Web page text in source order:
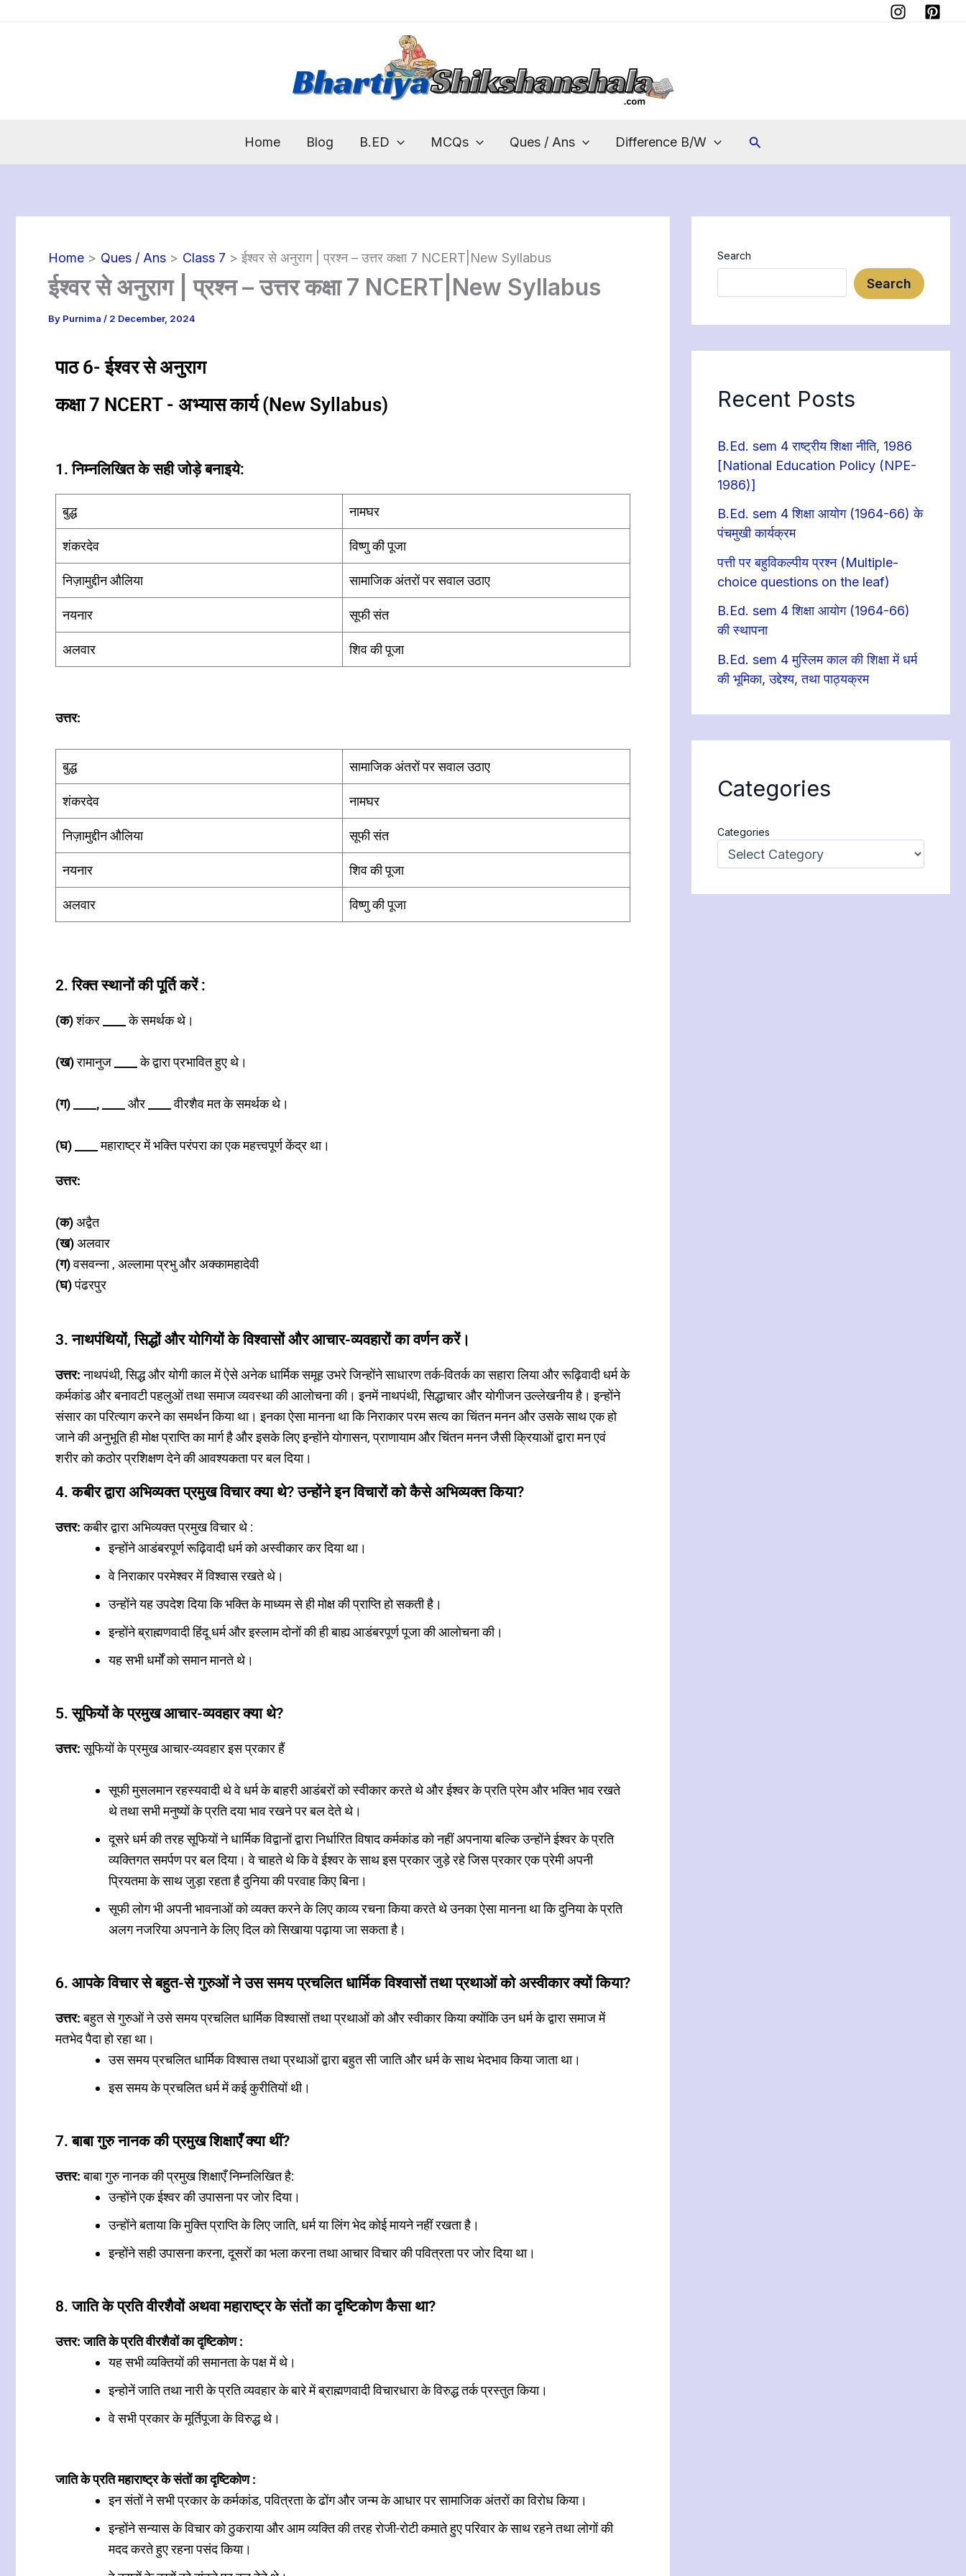
Home Blog B.ED MCQs Ques / Ans Difference B/W Search
Home Ques / Ans Class 7 ईश्वर से अनुराग | प्रश्न – उत्तर कक्षा 7 NCERT|New Syllabus
ईश्वर से अनुराग | प्रश्न – उत्तर कक्षा 7 NCERT|New Syllabus
By Purnima / 2 December, 2024
पाठ 6- ईश्वर से अनुराग
कक्षा 7 NCERT - अभ्यास कार्य (New Syllabus)
1. निम्नलिखित के सही जोड़े बनाइये:
बुद्ध नामघर
शंकरदेव विष्णु की पूजा
निज़ामुद्दीन औलिया सामाजिक अंतरों पर सवाल उठाए
नयनार सूफी संत
अलवार शिव की पूजा
उत्तर:
बुद्ध सामाजिक अंतरों पर सवाल उठाए
शंकरदेव नामघर
निज़ामुद्दीन औलिया सूफी संत
नयनार शिव की पूजा
अलवार विष्णु की पूजा
2. रिक्त स्थानों की पूर्ति करें :
(क)शंकर के समर्थक थे।
(ख)रामानुज के द्वारा प्रभावित हुए थे।
(ग) ____, ____ और वीरशैव मत के समर्थक थे।
(घ) ____ महाराष्ट्र में भक्ति परंपरा का एक महत्त्वपूर्ण केंद्र था।
उत्तर:
(क)अद्वैत
(ख)अलवार
(ग)वसवन्ना , अल्लामा प्रभु और अक्कामहादेवी
(घ)पंढरपुर
3. नाथपंथियों, सिद्धों और योगियों के विश्वासों और आचार-व्यवहारों का वर्णन करें।
उत्तर:नाथपंथी, सिद्ध और योगी काल में ऐसे अनेक धार्मिक समूह उभरे जिन्होंने साधारण तर्क-वितर्क का सहारा लिया और रूढ़िवादी धर्म के
कर्मकांड और बनावटी पहलुओं तथा समाज व्यवस्था की आलोचना की। इनमें नाथपंथी, सिद्धाचार और योगीजन उल्लेखनीय है। इन्होंने
संसार का परित्याग करने का समर्थन किया था। इनका ऐसा मानना था कि निराकार परम सत्य का चिंतन मनन और उसके साथ एक हो
जाने की अनुभूति ही मोक्ष प्राप्ति का मार्ग है और इसके लिए इन्होंने योगासन, प्राणायाम और चिंतन मनन जैसी क्रियाओं द्वारा मन एवं
शरीर को कठोर प्रशिक्षण देने की आवश्यकता पर बल दिया।
4. कबीर द्वारा अभिव्यक्त प्रमुख विचार क्या थे? उन्होंने इन विचारों को कैसे अभिव्यक्त किया?
उत्तर:कबीर द्वारा अभिव्यक्त प्रमुख विचार थे :
इन्होंने आडंबरपूर्ण रूढ़िवादी धर्म को अस्वीकार कर दिया था।
वे निराकार परमेश्वर में विश्वास रखते थे।
उन्होंने यह उपदेश दिया कि भक्ति के माध्यम से ही मोक्ष की प्राप्ति हो सकती है।
इन्होंने ब्राह्मणवादी हिंदू धर्म और इस्लाम दोनों की ही बाह्य आडंबरपूर्ण पूजा की आलोचना की।
यह सभी धर्मों को समान मानते थे।
5. सूफियों के प्रमुख आचार-व्यवहार क्या थे?
उत्तर:सूफियों के प्रमुख आचार-व्यवहार इस प्रकार हैं
सूफी मुसलमान रहस्यवादी थे वे धर्म के बाहरी आडंबरों को स्वीकार करते थे और ईश्वर के प्रति प्रेम और भक्ति भाव रखते
थे तथा सभी मनुष्यों के प्रति दया भाव रखने पर बल देते थे।
दूसरे धर्म की तरह सूफियों ने धार्मिक विद्वानों द्वारा निर्धारित विषाद कर्मकांड को नहीं अपनाया बल्कि उन्होंने ईश्वर के प्रति
व्यक्तिगत समर्पण पर बल दिया। वे चाहते थे कि वे ईश्वर के साथ इस प्रकार जुड़े रहे जिस प्रकार एक प्रेमी अपनी
प्रियतमा के साथ जुड़ा रहता है दुनिया की परवाह किए बिना।
सूफी लोग भी अपनी भावनाओं को व्यक्त करने के लिए काव्य रचना किया करते थे उनका ऐसा मानना था कि दुनिया के प्रति
अलग नजरिया अपनाने के लिए दिल को सिखाया पढ़ाया जा सकता है।
6. आपके विचार से बहुत-से गुरुओं ने उस समय प्रचलित धार्मिक विश्वासों तथा प्रथाओं को अस्वीकार क्यों किया?
उत्तर:बहुत से गुरुओं ने उसे समय प्रचलित धार्मिक विश्वासों तथा प्रथाओं को और स्वीकार किया क्योंकि उन धर्म के द्वारा समाज में
मतभेद पैदा हो रहा था।
उस समय प्रचलित धार्मिक विश्वास तथा प्रथाओं द्वारा बहुत सी जाति और धर्म के साथ भेदभाव किया जाता था।
इस समय के प्रचलित धर्म में कई कुरीतियों थी।
7. बाबा गुरु नानक की प्रमुख शिक्षाएँ क्या थीं?
उत्तर:बाबा गुरु नानक की प्रमुख शिक्षाएँ निम्नलिखित है:
उन्होंने एक ईश्वर की उपासना पर जोर दिया।
उन्होंने बताया कि मुक्ति प्राप्ति के लिए जाति, धर्म या लिंग भेद कोई मायने नहीं रखता है।
इन्होंने सही उपासना करना, दूसरों का भला करना तथा आचार विचार की पवित्रता पर जोर दिया था।
8. जाति के प्रति वीरशैवों अथवा महाराष्ट्र के संतों का दृष्टिकोण कैसा था?
उत्तर: जाति के प्रति वीरशैवों का दृष्टिकोण :
यह सभी व्यक्तियों की समानता के पक्ष में थे।
इन्होनें जाति तथा नारी के प्रति व्यवहार के बारे में ब्राह्मणवादी विचारधारा के विरुद्ध तर्क प्रस्तुत किया।
वे सभी प्रकार के मूर्तिपूजा के विरुद्ध थे।
जाति के प्रति महाराष्ट्र के संतों का दृष्टिकोण :
इन संतों ने सभी प्रकार के कर्मकांड, पवित्रता के ढोंग और जन्म के आधार पर सामाजिक अंतरों का विरोध किया।
इन्होंने सन्यास के विचार को ठुकराया और आम व्यक्ति की तरह रोजी-रोटी कमाते हुए परिवार के साथ रहने तथा लोगों की
मदद करते हुए रहना पसंद किया।
Search
Search
Recent Posts
B.Ed. sem 4 राष्ट्रीय शिक्षा नीति, 1986
[National Education Policy (NPE-
1986)]
B.Ed. sem 4 शिक्षा आयोग (1964-66) के
पंचमुखी कार्यक्रम
पत्ती पर बहुविकल्पीय प्रश्न (Multiple-
choice questions on the leaf)
B.Ed. sem 4 शिक्षा आयोग (1964-66)
की स्थापना
B.Ed. sem 4 मुस्लिम काल की शिक्षा में धर्म
की भूमिका, उद्देश्य, तथा पाठ्यक्रम
Categories
Categories